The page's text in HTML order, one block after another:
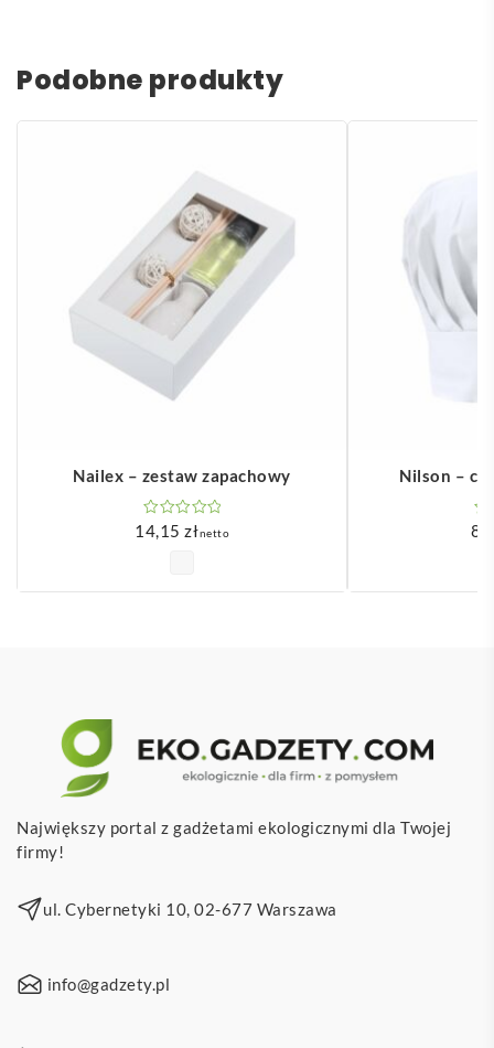
Podobne produkty
Nailex – zestaw zapachowy
14,15 złnetto
Nilson –
Największy portal z gadżetami ekologicznymi dla Twojej
firmy!
ul. Cybernetyki 10, 02-677 Warszawa
info@gadzety.pl